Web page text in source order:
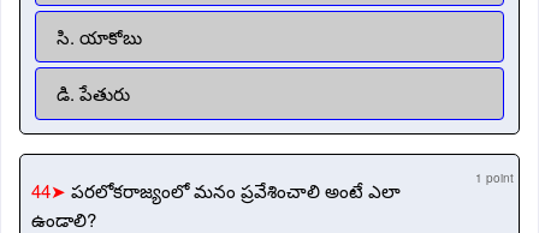
సి. యాకోబు
డి. పేతురు
44➤ పరలోకరాజ్యంలో మనం ప్రవేశించాలి అంటే ఎలా
ఉండాలి?
1 point